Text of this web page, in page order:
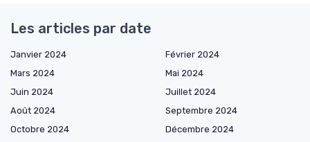
Les articles par date
Janvier 2024
Février 2024
Mars 2024
Mai 2024
Juin 2024
Juillet 2024
Août 2024
Septembre 2024
Octobre 2024
Décembre 2024